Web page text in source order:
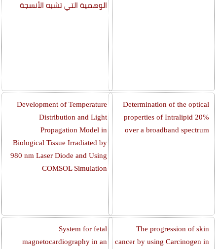
Determination of the optical
properties of Intralipid 20%
over a broadband spectrum
The progression of skin
cancer by using Carcinogen in
الوهمية التي تشبه الأنسجة
Development of Temperature
Distribution and Light
Propagation Model in
Biological Tissue Irradiated by
980 nm Laser Diode and Using
COMSOL Simulation
System for fetal
magnetocardiography in an